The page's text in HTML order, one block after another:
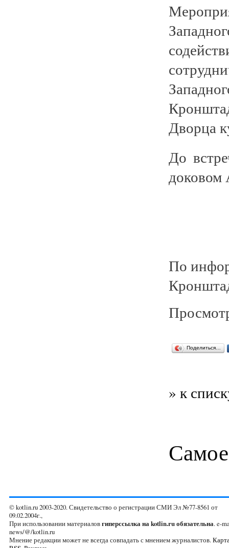
Дворца
До
доковом
По
Поделиться…
» к
© kotlin.ru 2003-2020. Свидетельство о регистрации СМИ Эл №77-8561 от
09.02.2004г.,
При использовании материаловгиперссылка на kotlin.ru обязательна. e-
news/@/kotlin.ru
Мнение редакции может не всегда совпадать с мнением журналистов.